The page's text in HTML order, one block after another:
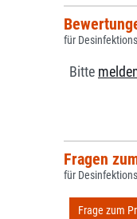
für
Bitte
Fragen
für
Frage zum